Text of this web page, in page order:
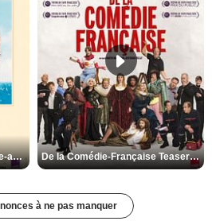
Les Matins merveilleux Bande-annonce VF De la Comédie-Française Teaser VF
à ne pas manquer